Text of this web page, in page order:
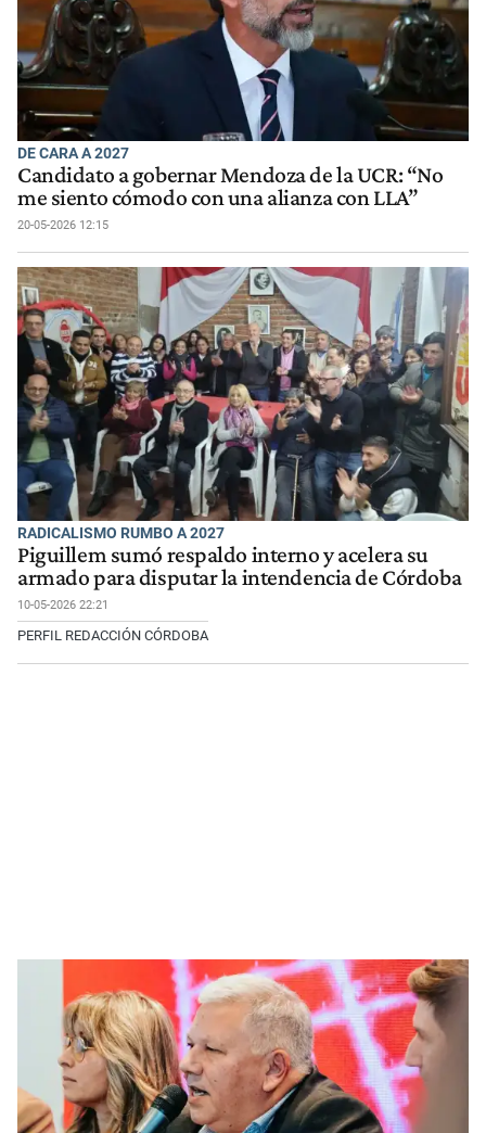
DE CARA A 2027
Candidato a gobernar Mendoza de la UCR: “No
me siento cómodo con una alianza con LLA”
20-05-2026 12:15
RADICALISMO RUMBO A 2027
Piguillem sumó respaldo interno y acelera su
armado para disputar la intendencia de Córdoba
10-05-2026 22:21
PERFIL REDACCIÓN CÓRDOBA